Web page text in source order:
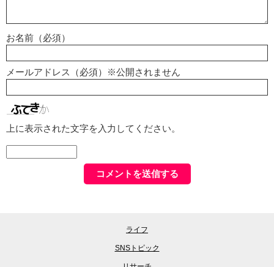
お名前（必須）
メールアドレス（必須）※公開されません
上に表示された文字を入力してください。
ライフ
SNSトピック